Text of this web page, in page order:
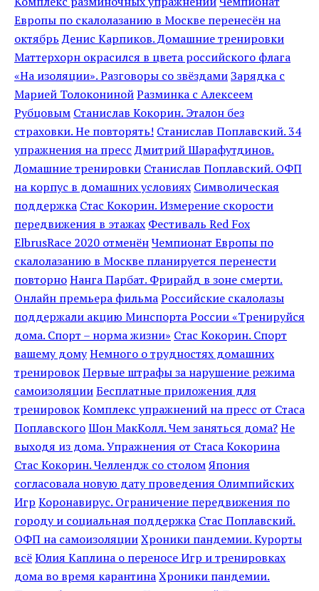
Европы по скалолазанию в Москве перенесён на
октябрь Денис Карпиков. Домашние тренировки
Маттерхорн окрасился в цвета российского флага
«На изоляции». Разговоры со звёздамиЗарядка с
Марией ТолоконинойРазминка с Алексеем
Рубцовым Станислав Кокорин. Эталон без
страховки. Не повторять! Станислав Поплавский. 34
упражнения на пресс Дмитрий Шарафутдинов.
Домашние тренировки Станислав Поплавский. ОФП
на корпус в домашних условиях Символическая
поддержка Стас Кокорин. Измерение скорости
передвижения в этажах Фестиваль Red Fox
ElbrusRace 2020 отменёнЧемпионат Европы по
скалолазанию в Москве планируется перенести
повторноНанга Парбат. Фрирайд в зоне смерти.
Онлайн премьера фильмаРоссийские скалолазы
поддержали акцию Минспорта России «Тренируйся
дома. Спорт – норма жизни» Стас Кокорин. Спорт
вашему домуНемного о трудностях домашних
тренировокПервые штрафы за нарушение режима
самоизоляцииБесплатные приложения для
тренировокКомплекс упражнений на пресс от Стаса
Поплавского Шон МакКолл. Чем заняться дома?Не
выходя из дома. Упражнения от Стаса Кокорина
Стас Кокорин. Челлендж со столомЯпония
согласовала новую дату проведения Олимпийских
Игр Коронавирус. Ограничение передвижения по
городу и социальная поддержка Стас Поплавский.
ОФП на самоизоляцииХроники пандемии. Курорты
всёЮлия Каплина о переносе Игр и тренировках
дома во время карантинаХроники пандемии.